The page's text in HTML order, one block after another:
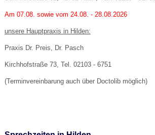
Am 07.08. sowie vom 24.08. - 28.08.2026
unsere Hauptpraxis in Hilden:
Praxis Dr. Preis, Dr. Pasch
Kirchhofstraße 73, Tel. 02103 - 6751
(Terminvereinbarung auch über Doctolib möglich)